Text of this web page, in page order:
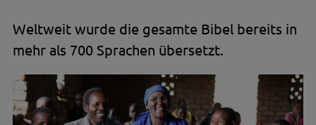
Weltweit wurde die gesamte Bibel bereits in
mehr als 700 Sprachen übersetzt.